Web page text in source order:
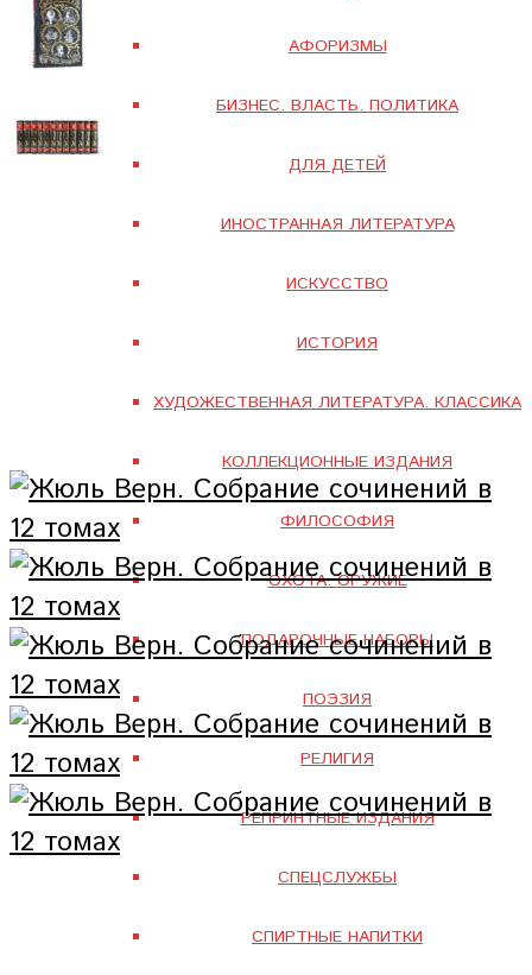
АФОРИЗМЫ
БИЗНЕС. ВЛАСТЬ. ПОЛИТИКА
ДЛЯ ДЕТЕЙ
ИНОСТРАННАЯ ЛИТЕРАТУРА
ИСКУССТВО
ИСТОРИЯ
ХУДОЖЕСТВЕННАЯ ЛИТЕРАТУРА. КЛАССИКА
КОЛЛЕКЦИОННЫЕ ИЗДАНИЯ
ФИЛОСОФИЯ
ОХОТА. ОРУЖИЕ
ПОДАРОЧНЫЕ НАБОРЫ
ПОЭЗИЯ
РЕЛИГИЯ
РЕПРИНТНЫЕ ИЗДАНИЯ
СПЕЦСЛУЖБЫ
СПИРТНЫЕ НАПИТКИ